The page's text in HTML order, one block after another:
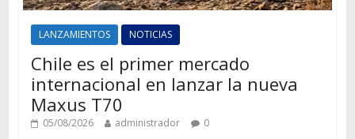
LANZAMIENTOS NOTICIAS
Chile es el primer mercado
internacional en lanzar la nueva
Maxus T70
05/08/2026 administrador 0